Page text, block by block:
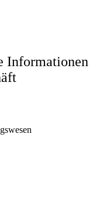
Informationen